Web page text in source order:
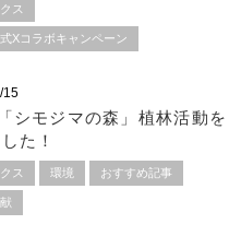
ス
Xコラボキャンペーン
15
シモジマの森」植林活動を
た！
ス 環境 おすすめ記事